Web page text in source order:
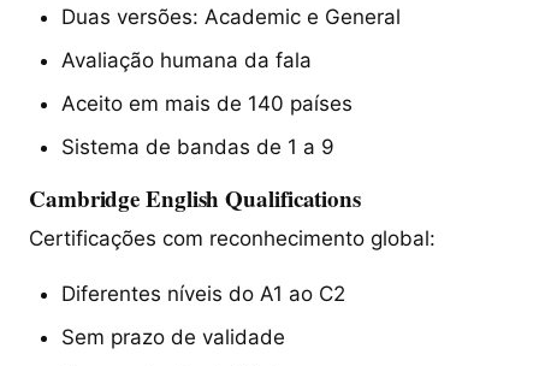
Duas versões: Academic e General
Avaliação humana da fala
Aceito em mais de 140 países
Sistema de bandas de 1 a 9
Cambridge English Qualifications
Certificações com reconhecimento global:
Diferentes níveis do A1 ao C2
Sem prazo de validade